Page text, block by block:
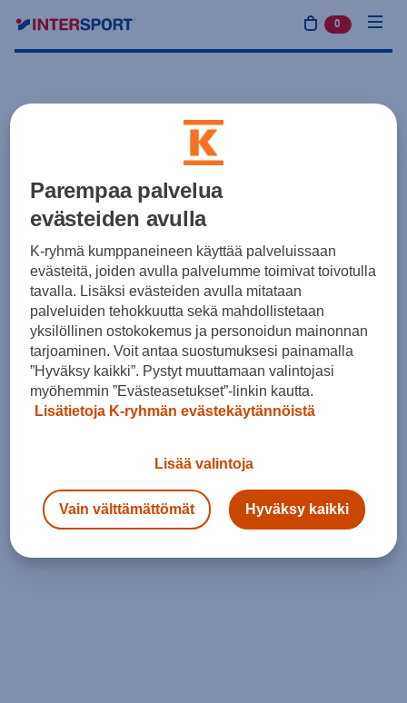
0 tuotetta
Parempaa palvelua
evästeiden avulla
K-ryhmä kumppaneineen käyttää palveluissaan
evästeitä, joiden avulla palvelumme toimivat toivotulla
tavalla. Lisäksi evästeiden avulla mitataan
palveluiden tehokkuutta sekä mahdollistetaan
yksilöllinen ostokokemus ja personoidun mainonnan
tarjoaminen. Voit antaa suostumuksesi painamalla
”Hyväksy kaikki”. Pystyt muuttamaan valintojasi
myöhemmin ”Evästeasetukset”-linkin kautta.
Lisätietoja K-ryhmän evästekäytännöistä
Lisää valintoja
Vain välttämättömät Hyväksy kaikki